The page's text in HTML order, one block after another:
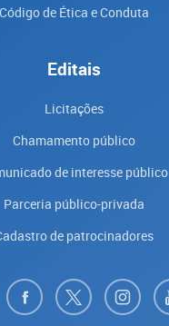
Código de Ética e Conduta
Editais
Licitações
Chamamento público
de interesse público
Parceria público-privada
de patrocinadores